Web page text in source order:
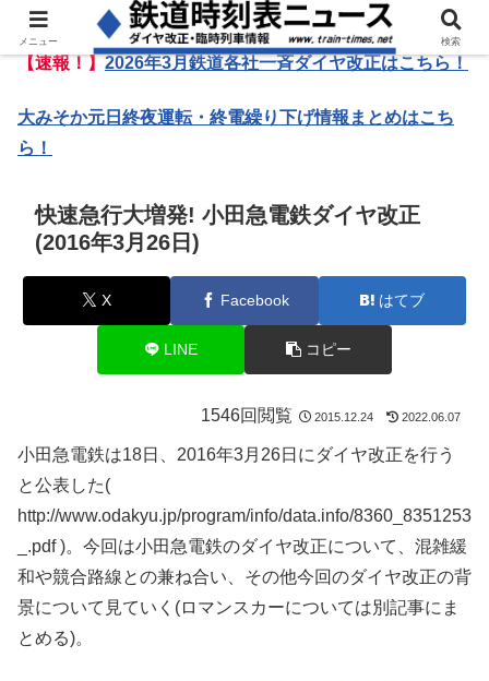
【速報！】2026年3月鉄道各社一斉ダイヤ改正はこちら！
大みそか元日終夜運転・終電繰り下げ情報まとめはこち
ら！
快速急行大増発! 小田急電鉄ダイヤ改正
(2016年3月26日)
X Facebook はてブ
LINE コピー
1546回閲覧 2015.12.24 2022.06.07
小田急電鉄は18日、2016年3月26日にダイヤ改正を行う
と公表した(
http://www.odakyu.jp/program/info/data.info/8360_8351253
_.pdf )。今回は小田急電鉄のダイヤ改正について、混雑緩
和や競合路線との兼ね合い、その他今回のダイヤ改正の背
景について見ていく(ロマンスカーについては別記事にま
とめる)。
メニュー 検索